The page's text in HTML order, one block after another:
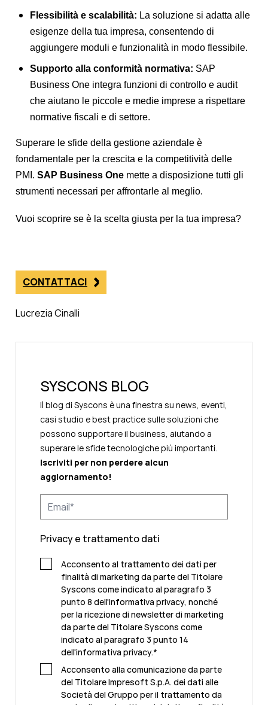
Flessibilità e scalabilità: La soluzione si adatta alle
esigenze della tua impresa, consentendo di
aggiungere moduli e funzionalità in modo flessibile.
Supporto alla conformità normativa: SAP
Business One integra funzioni di controllo e audit
che aiutano le piccole e medie imprese a rispettare
normative fiscali e di settore.
Superare le sfide della gestione aziendale è
fondamentale per la crescita e la competitività delle
PMI. SAP Business One mette a disposizione tutti gli
strumenti necessari per affrontarle al meglio.
Vuoi scoprire se è la scelta giusta per la tua impresa?
CONTATTACI
Lucrezia Cinalli
SYSCONS BLOG
Il blog di Syscons è una finestra su news, eventi,
casi studio e best practice sulle soluzioni che
possono supportare il business, aiutando a
superare le sfide tecnologiche più importanti.
Iscriviti per non perdere alcun
aggiornamento!
Privacy e trattamento dati
Acconsento al trattamento dei dati per
finalità di marketing da parte del Titolare
Syscons come indicato al paragrafo 3
punto 8 dell'informativa privacy, nonché
per la ricezione di newsletter di marketing
da parte del Titolare Syscons come
indicato al paragrafo 3 punto 14
dell'informativa privacy.*
Acconsento alla comunicazione da parte
del Titolare Impresoft S.p.A. dei dati alle
Società del Gruppo per il trattamento da